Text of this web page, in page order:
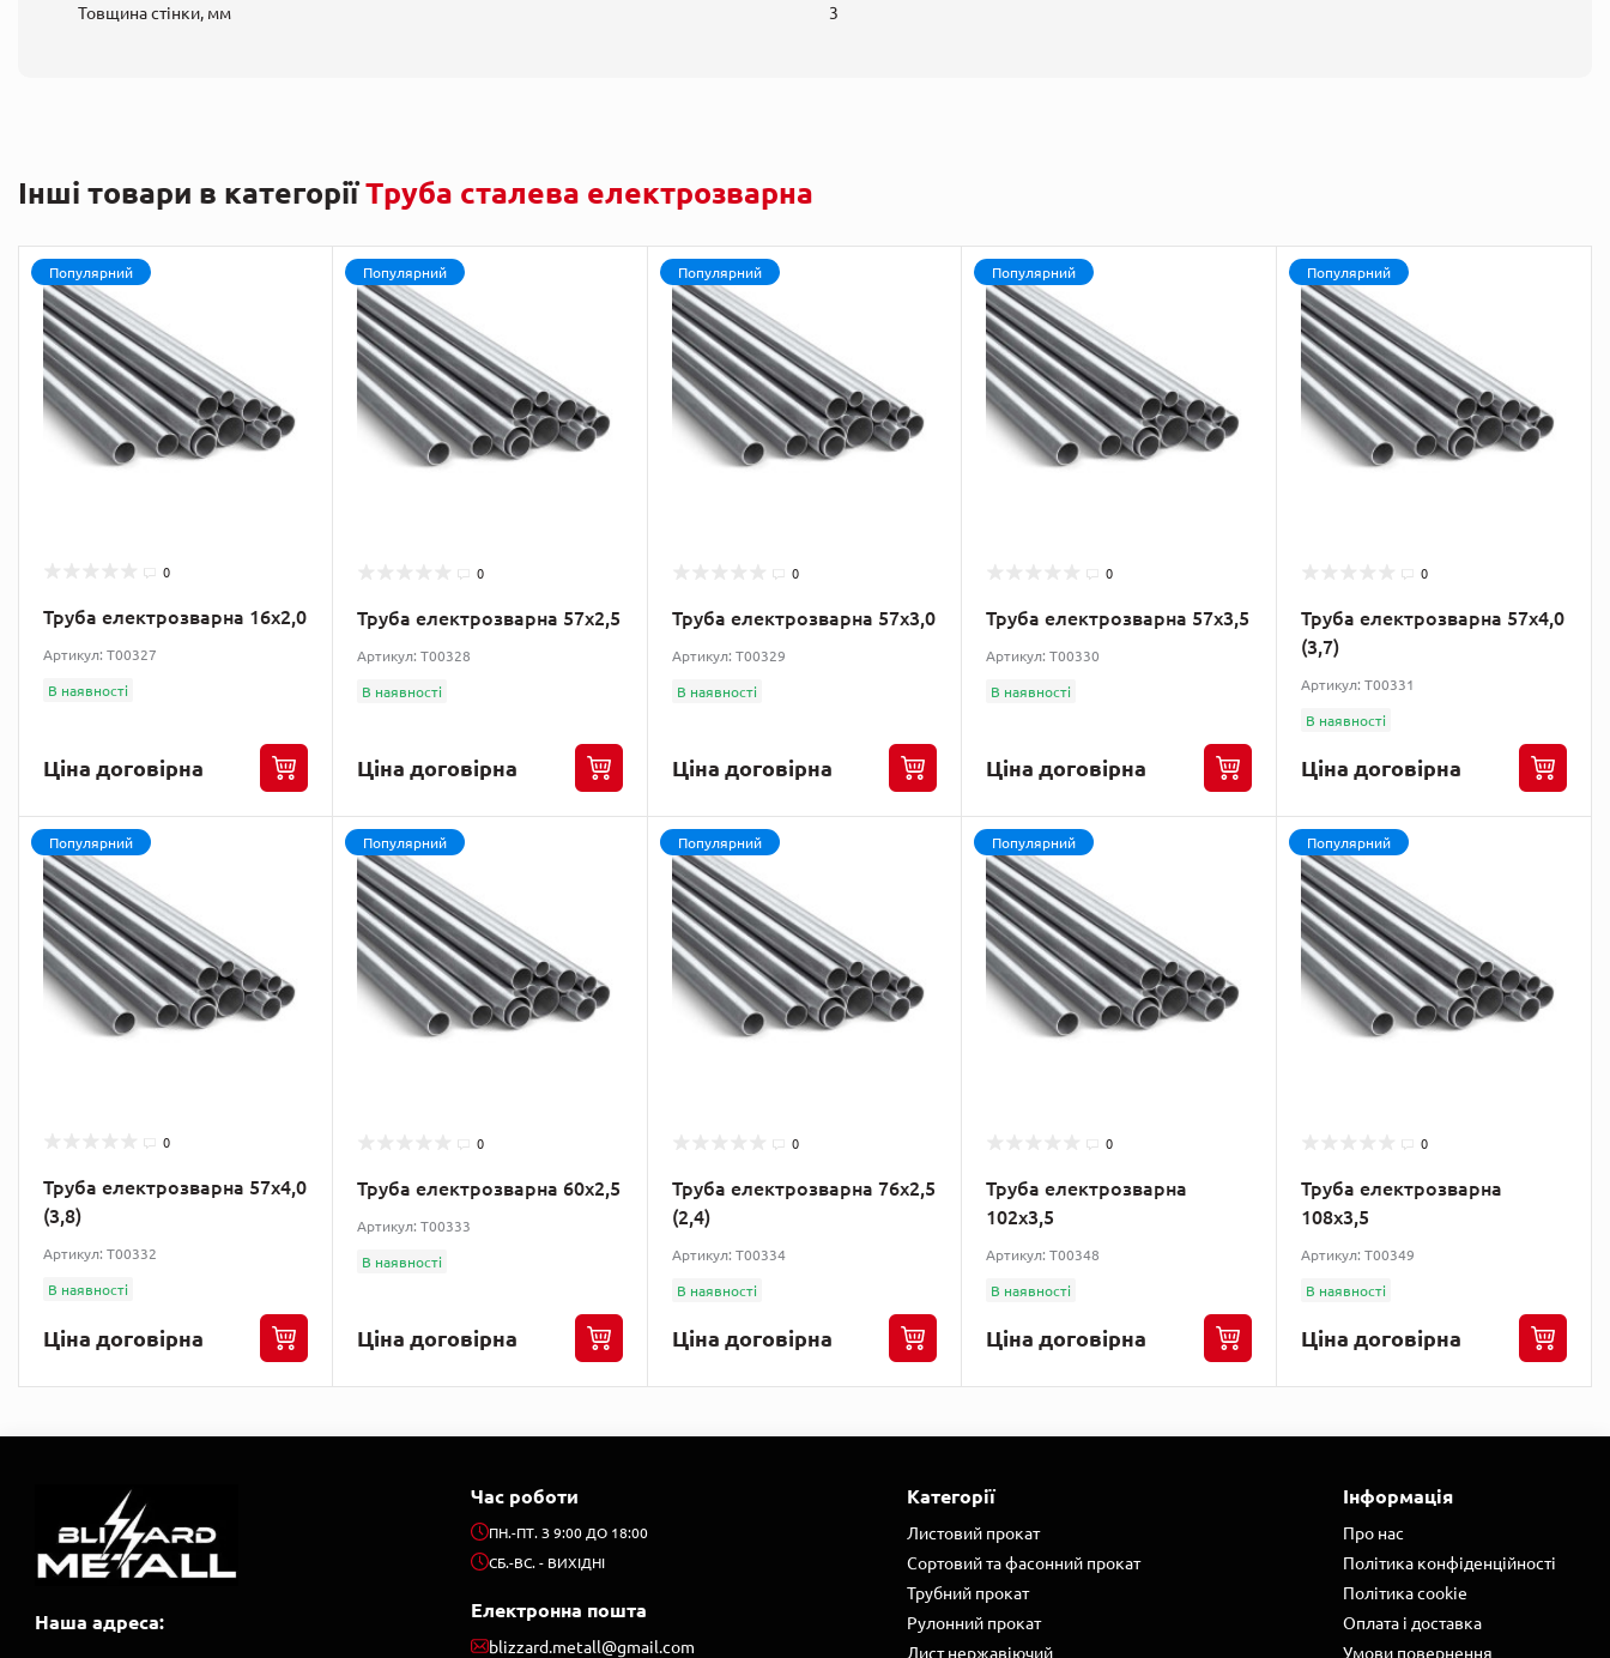
Товщина стінки, мм 3
Інші товари в категоріїТруба сталева електрозварна
Популярний
0
Труба електрозварна 16х2,0
Артикул: T00327
В наявності
Ціна договірна
Популярний
0
Труба електрозварна 57х2,5
Артикул: T00328
В наявності
Ціна договірна
Популярний
0
Труба електрозварна 57х3,0
Артикул: T00329
В наявності
Ціна договірна
Популярний
0
Труба електрозварна 57х3,5
Артикул: T00330
В наявності
Ціна договірна
Популярний
0
Труба електрозварна 57х4,0
(3,7)
Артикул: T00331
В наявності
Ціна договірна
Популярний
0
Труба електрозварна 57х4,0
(3,8)
Артикул: T00332
В наявності
Ціна договірна
Популярний
0
Труба електрозварна 60х2,5
Артикул: T00333
В наявності
Ціна договірна
Популярний
0
Труба електрозварна 76х2,5
(2,4)
Артикул: T00334
В наявності
Ціна договірна
Популярний
0
Труба електрозварна
102х3,5
Артикул: T00348
В наявності
Ціна договірна
Популярний
0
Труба електрозварна
108х3,5
Артикул: T00349
В наявності
Ціна договірна
Наша адреса:
Час роботи
ПН.-ПТ. З 9:00 ДО 18:00
СБ.-ВС. - ВИХІДНІ
Електронна пошта
blizzard.metall@gmail.com
Категорії
Листовий прокат
Сортовий та фасонний прокат
Трубний прокат
Рулонний прокат
Лист нержавіючий
Інформація
Про нас
Політика конфіденційності
Політика cookie
Оплата і доставка
Умови повернення